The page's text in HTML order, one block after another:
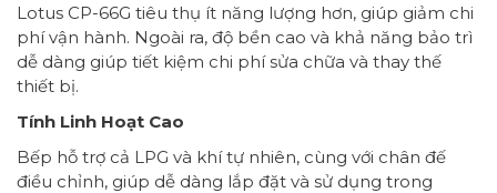
Lotus CP-66G tiêu thụ ít năng lượng hơn, giúp giảm chi
phí vận hành. Ngoài ra, độ bền cao và khả năng bảo trì
dễ dàng giúp tiết kiệm chi phí sửa chữa và thay thế
thiết bị.
Tính Linh Hoạt Cao
Bếp hỗ trợ cả LPG và khí tự nhiên, cùng với chân đế
điều chỉnh, giúp dễ dàng lắp đặt và sử dụng trong